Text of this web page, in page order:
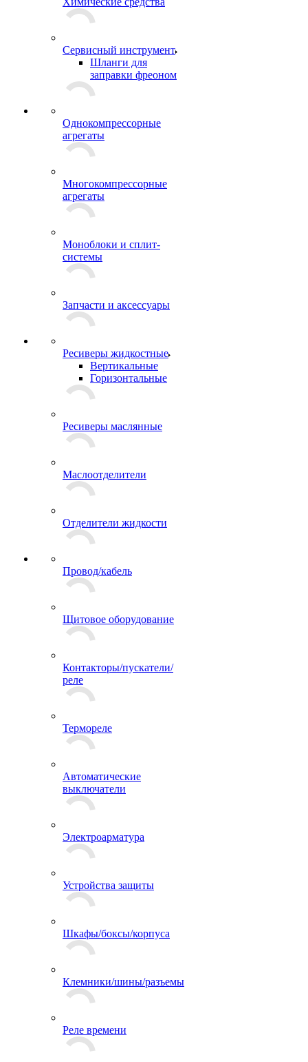
Сервисный инструмент
Шланги для
заправки фреоном
Однокомпрессорные
агрегаты
Многокомпрессорные
агрегаты
Моноблоки и сплит-
системы
Запчасти и аксессуары
Ресиверы жидкостные
Вертикальные
Горизонтальные
Ресиверы маслянные
Маслоотделители
Отделители жидкости
Провод/кабель
Щитовое оборудование
Контакторы/пускатели/
реле
Термореле
Автоматические
выключатели
Электроарматура
Устройства защиты
Шкафы/боксы/корпуса
Клемники/шины/разъемы
Реле времени